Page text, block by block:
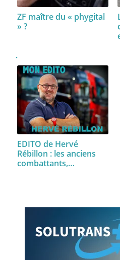
ZF maître du « phygital
» ?
EDITO de Hervé
Rébillon : les anciens
combattants,…